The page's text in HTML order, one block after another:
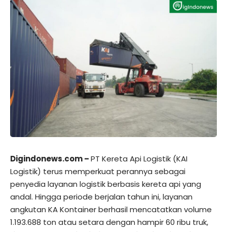
Digindonews.com –PT Kereta Api Logistik (KAI
Logistik) terus memperkuat perannya sebagai
penyedia layanan logistik berbasis kereta api yang
andal. Hingga periode berjalan tahun ini, layanan
angkutan KA Kontainer berhasil mencatatkan volume
1.193.688 ton atau setara dengan hampir 60 ribu truk,